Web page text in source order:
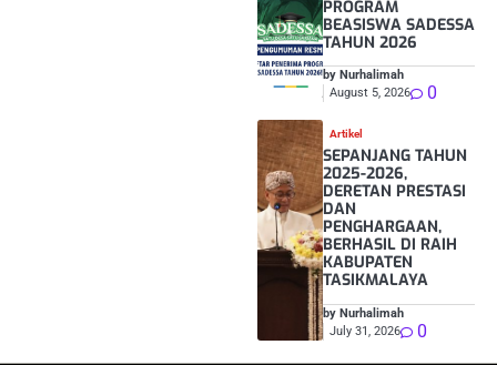
PROGRAM
BEASISWA SADESSA
TAHUN 2026
by Nurhalimah
August 5, 2026
0
Artikel
SEPANJANG TAHUN
2025-2026,
DERETAN PRESTASI
DAN
PENGHARGAAN,
BERHASIL DI RAIH
KABUPATEN
TASIKMALAYA
by Nurhalimah
July 31, 2026
0